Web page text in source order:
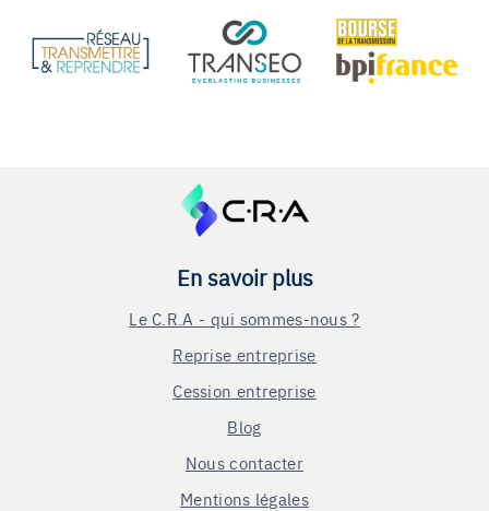
En savoir plus
Le C.R.A - qui sommes-nous ?
Reprise entreprise
Cession entreprise
Blog
Nous contacter
Mentions légales